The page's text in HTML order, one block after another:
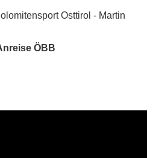
Osttirol - Martin
ÖBB